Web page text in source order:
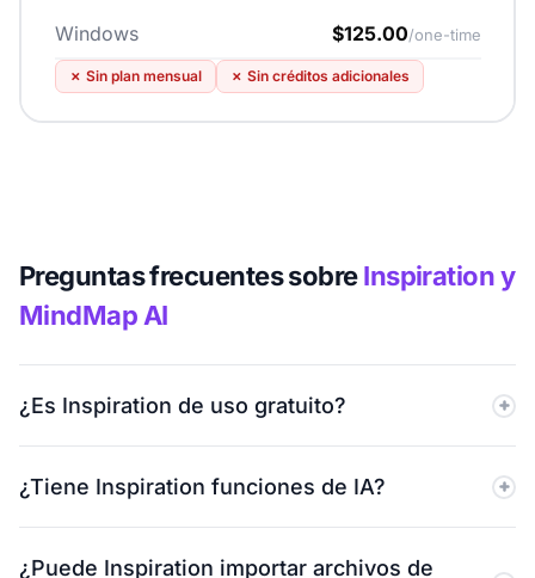
Windows $125.00/one-time
✗ Sin plan mensual ✗ Sin créditos adicionales
Preguntas frecuentes sobreInspiration y
MindMap AI
¿Es Inspiration de uso gratuito?
días. Después de ese período, deberá comprar una
licencia o suscripción para seguir utilizándolo en
trabajos y proyectos habituales.
¿Tiene Inspiration funciones de IA?
¿Puede Inspiration importar archivos de